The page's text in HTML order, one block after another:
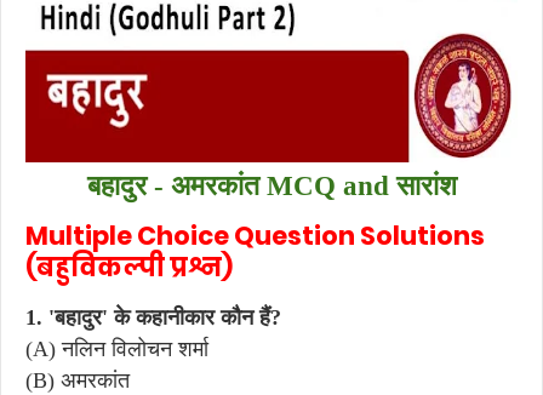
बहादुर - अमरकांतMCQ and सारांश
Multiple Choice Question Solutions
(बहुविकल्पी प्रश्न)
1. 'बहादुर' के कहानीकार कौन हैं?
(A) नलिन विलोचन शर्मा
(B) अमरकांत